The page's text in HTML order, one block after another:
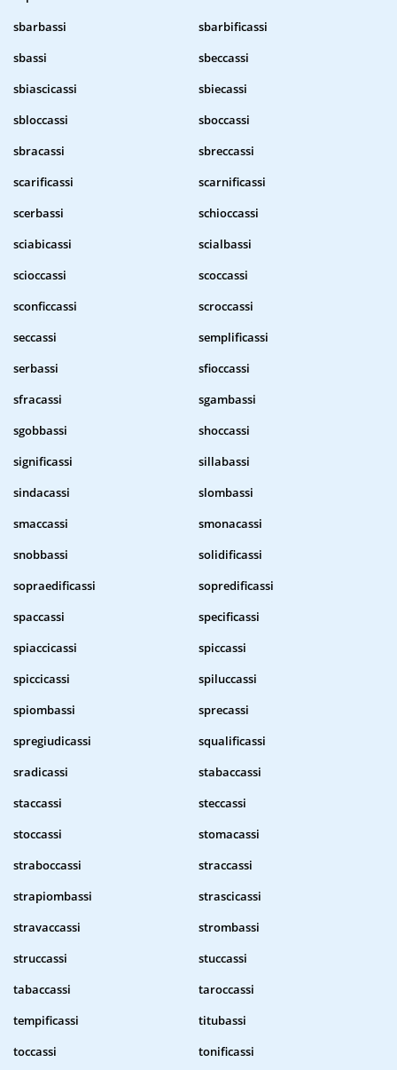
sbarbassi
sbarbificassi
sbassi
sbeccassi
sbiascicassi
sbiecassi
sbloccassi
sboccassi
sbracassi
sbreccassi
scarificassi
scarnificassi
scerbassi
schioccassi
sciabicassi
scialbassi
scioccassi
scoccassi
sconficcassi
scroccassi
seccassi
semplificassi
serbassi
sfioccassi
sfracassi
sgambassi
sgobbassi
shoccassi
significassi
sillabassi
sindacassi
slombassi
smaccassi
smonacassi
snobbassi
solidificassi
sopraedificassi
sopredificassi
spaccassi
specificassi
spiaccicassi
spiccassi
spiccicassi
spiluccassi
spiombassi
sprecassi
spregiudicassi
squalificassi
sradicassi
stabaccassi
staccassi
steccassi
stoccassi
stomacassi
straboccassi
straccassi
strapiombassi
strascicassi
stravaccassi
strombassi
struccassi
stuccassi
tabaccassi
taroccassi
tempificassi
titubassi
toccassi
tonificassi